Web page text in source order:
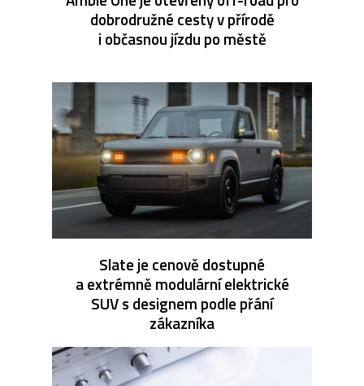
dobrodružné cesty v přírodě
i občasnou jízdu po městě
Slate je cenově dostupné
a extrémně modulární elektrické
SUV s designem podle přání
zákazníka